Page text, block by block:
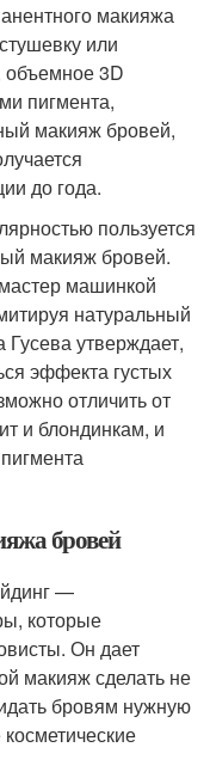
макияжа
или
объемное 3D
пигмента,
макияж бровей,
до года.
пользуется
макияж бровей.
машинкой
натуральный
утверждает,
эффекта густых
отличить от
и блондинкам, и
бровей
—
которые
Он дает
макияж сделать не
бровям нужную